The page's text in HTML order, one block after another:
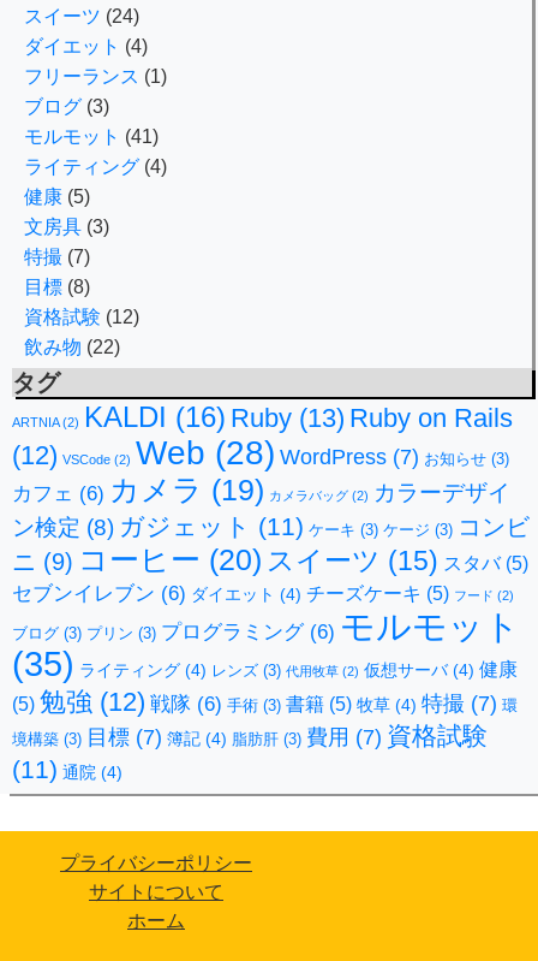
スイーツ (24)
ダイエット (4)
フリーランス (1)
ブログ (3)
モルモット (41)
ライティング (4)
健康 (5)
文房具 (3)
特撮 (7)
目標 (8)
資格試験 (12)
飲み物 (22)
タグ
ARTNIA(2) KALDI (16) Ruby (13) Ruby on Rails
(12) VSCode (2) Web (28) WordPress (7) お知らせ (3)
カフェ (6) カメラ (19) カメラバッグ (2) カラーデザイ
ン検定 (8) ガジェット (11) ケーキ (3) ケージ (3) コンビ
ニ (9) コーヒー (20) スイーツ (15) スタバ(5)
セブンイレブン (6) ダイエット (4) チーズケーキ (5) フード (2)
ブログ (3) プリン (3) プログラミング(6) モルモット
(35) ライティング (4) レンズ (3) 代用牧草 (2) 仮想サーバ(4) 健康
(5) 勉強 (12) 戦隊 (6) 手術 (3) 書籍 (5) 牧草 (4) 特撮 (7) 環
境構築 (3) 目標 (7) 簿記 (4) 脂肪肝 (3) 費用 (7) 資格試験
(11) 通院 (4)
プライバシーポリシー
サイトについて
ホーム